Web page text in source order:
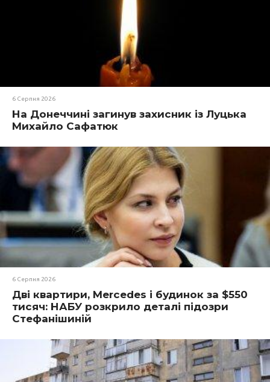
6 Серпня 2026
На Донеччині загинув захисник із Луцька
Михайло Сафатюк
6 Серпня 2026
Дві квартири, Mercedes і будинок за $550
тисяч: НАБУ розкрило деталі підозри
Стефанішиній